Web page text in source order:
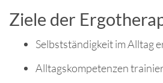
Ziele der
Selbstständigkeit im Alltag
Alltagskompetenzen